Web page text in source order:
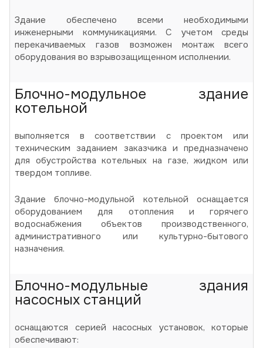
Здание обеспечено всеми необходимыми
инженерными коммуникациями. С учетом среды
перекачиваемых газов возможен монтаж всего
оборудования во взрывозащищенном исполнении.
Блочно-модульное здание
котельной
выполняется в соответствии с проектом или
техническим заданием заказчика и предназначено
для обустройства котельных на газе, жидком или
твердом топливе.
Здание блочно-модульной котельной оснащается
оборудованием для отопления и горячего
водоснабжения объектов производственного,
административного или культурно-бытового
назначения.
Блочно-модульные здания
насосных станций
оснащаются серией насосных установок, которые
обеспечивают: